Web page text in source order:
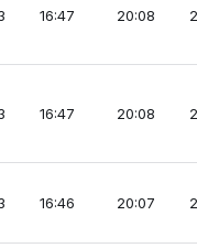
16:47 20:08
16:47 20:08
16:46 20:07